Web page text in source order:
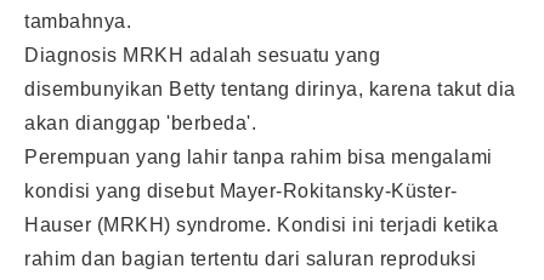
tambahnya.
Diagnosis MRKH adalah sesuatu yang
disembunyikan Betty tentang dirinya, karena takut dia
akan dianggap 'berbeda'.
Perempuan yang lahir tanpa rahim bisa mengalami
kondisi yang disebut Mayer-Rokitansky-Küster-
Hauser (MRKH) syndrome. Kondisi ini terjadi ketika
rahim dan bagian tertentu dari saluran reproduksi